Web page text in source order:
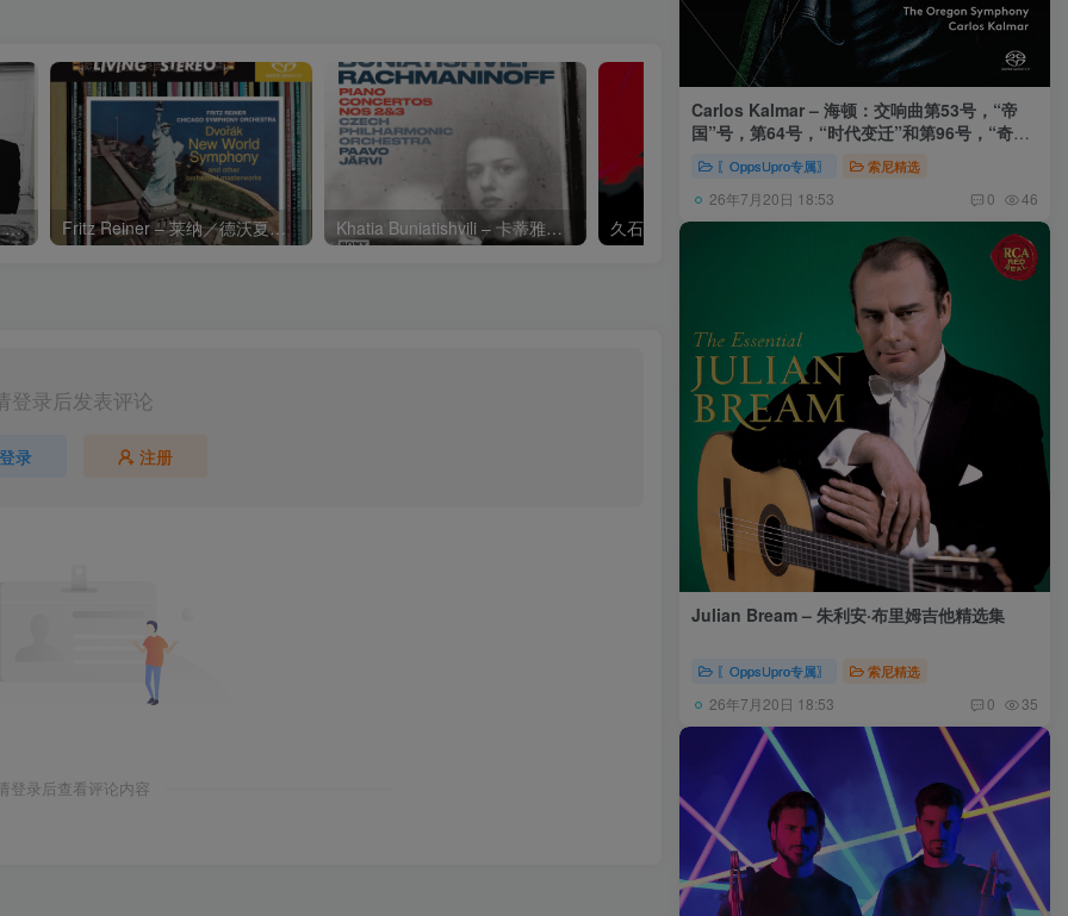
Charli xcx – Music, Fashion, FilmⒺ【48kHz／24bit】英国区 Fritz Reiner – 莱纳／德沃夏克：第九交响曲 Khatia Buniatishvili – 卡蒂雅拉赫玛尼诺夫：第二、三钢琴协奏曲 久石让,Music Future Band – 久石让指挥极简音乐 – 音乐未来 VI (2.8MHz DSD)
登录后发表评论
登录 注册
登录后查看评论内容
Carlos Kalmar – 海顿：交响曲第53号，“帝
国”号，第64号，“时代变迁”和第96号，“奇迹”
号 (俄勒冈交响乐团，卡尔玛)
〖OppsUpro专属〗 索尼精选
26年7月20日 18:53 0 46
Julian Bream – 朱利安·布里姆吉他精选集
〖OppsUpro专属〗 索尼精选
26年7月20日 18:53 0 35